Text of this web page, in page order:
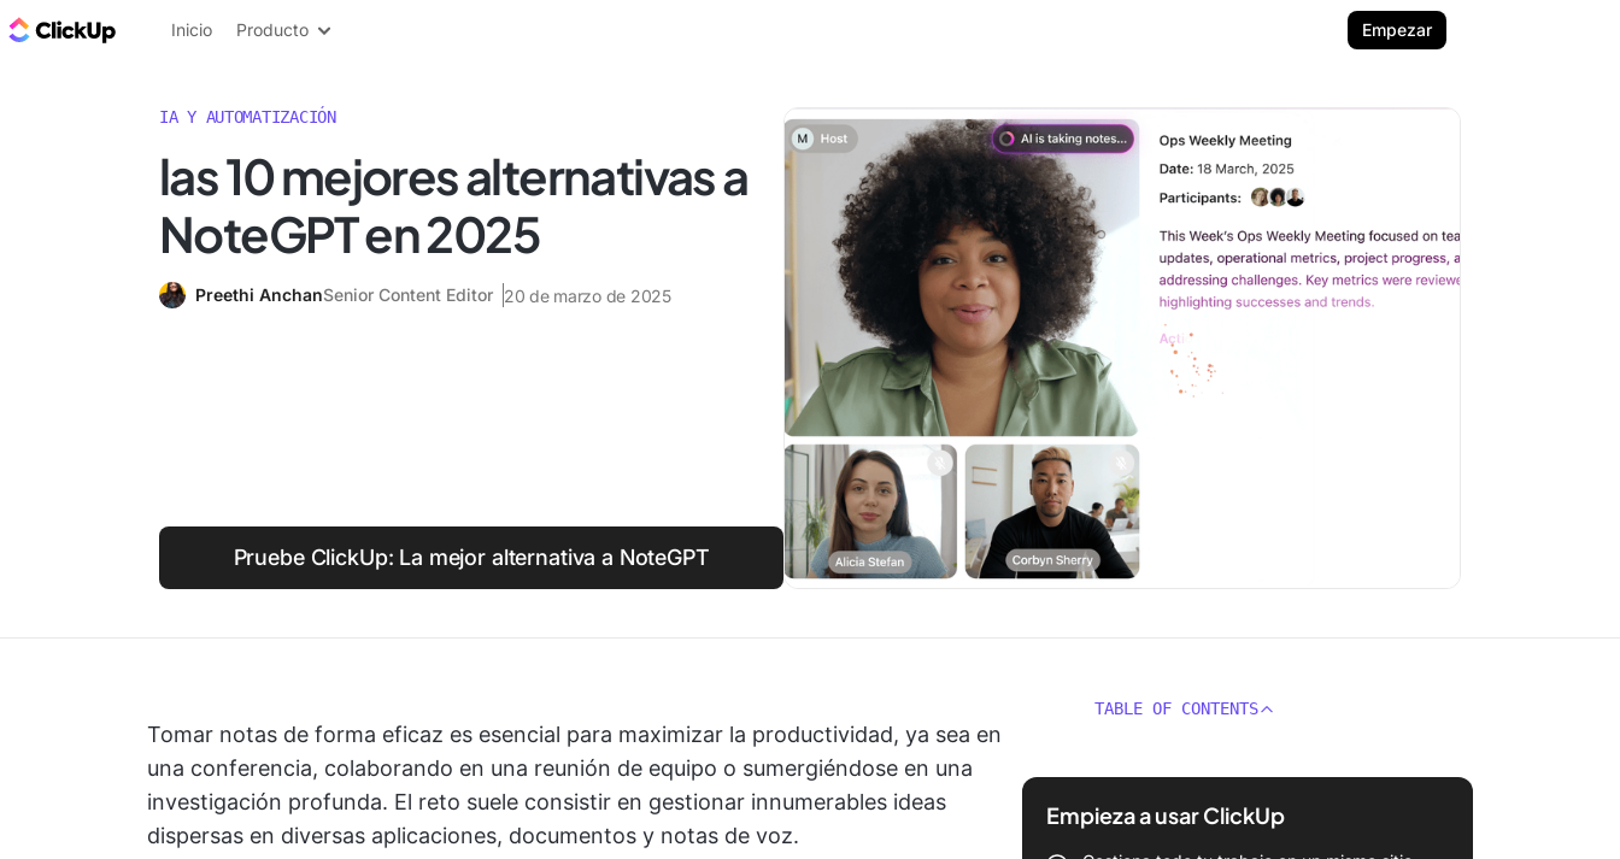
ClickUp Blog
Inicio Producto Empezar
IA Y AUTOMATIZACIÓN
las 10 mejores alternativas a
NoteGPT en 2025
Preethi AnchanSenior Content Editor 20 de marzo de 2025
Pruebe ClickUp: La mejor alternativa a NoteGPT
Tomar notas de forma eficaz es esencial para maximizar la productividad, ya sea en
una conferencia, colaborando en una reunión de equipo o sumergiéndose en una
investigación profunda. El reto suele consistir en gestionar innumerables ideas
dispersas en diversas aplicaciones, documentos y notas de voz.
TABLE OF CONTENTS
Empieza a usar ClickUp